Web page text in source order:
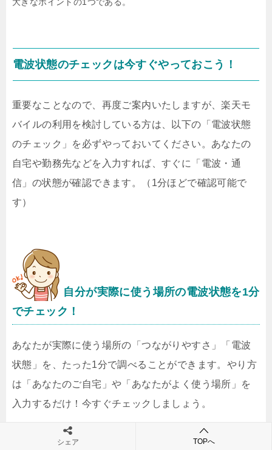
電波状態のチェックは今すぐやっておこう！
重要なことなので、再度ご案内いたしますが、楽天モ
バイルの利用を検討している方は、以下の「電波状態
のチェック」を必ずやっておいてください。あなたの
自宅や勤務先などを入力すれば、すぐに「電波・通
信」の状態が確認できます。（1分ほどで確認可能で
す）
自分が実際に使う場所の電波状態を1分
でチェック！
あなたが実際に使う場所の「つながりやすさ」「電波
状態」を、たった1分で調べることができます。やり方
は「あなたのご自宅」や「あなたがよく使う場所」を
入力するだけ！今すぐチェックしましょう。
シェア TOPへ